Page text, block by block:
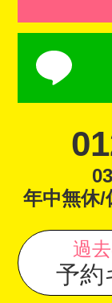
年中無休/
過
予約